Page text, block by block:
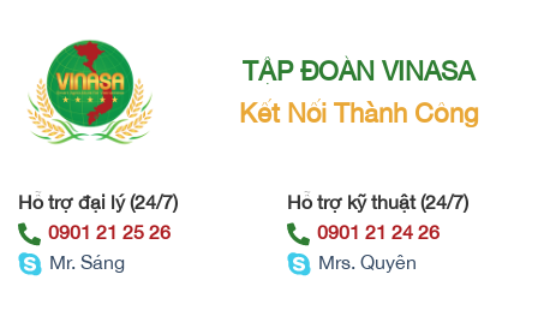
TẬP ĐOÀN VINASA
Kết Nối Thành Công
Hỗ trợ đại lý (24/7)
0901 21 25 26
Mr. Sáng
Hỗ trợ kỹ thuật (24/7)
0901 21 24 26
Mrs. Quyên